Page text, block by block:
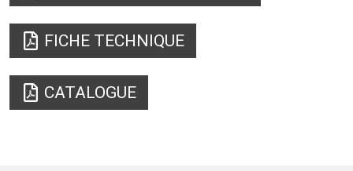
FICHE TECHNIQUE
CATALOGUE